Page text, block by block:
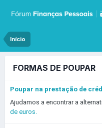
Início
FORMAS DE POUPAR
Poupar na prestação de
Ajudamos a encontrar a
de euros.